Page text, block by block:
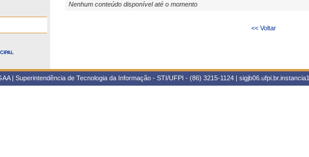
Nenhum conteúdo disponível até o momento
<< Voltar
| Superintendência de Tecnologia da Informação - STI/UFPI - (86) 3215-1124 | sigjb06.ufpi.br.instancia1